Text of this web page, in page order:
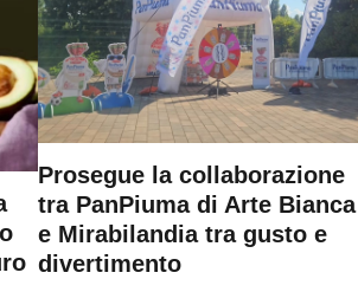
Prosegue la collaborazione
tra PanPiuma di Arte Bianca
e Mirabilandia tra gusto e
divertimento